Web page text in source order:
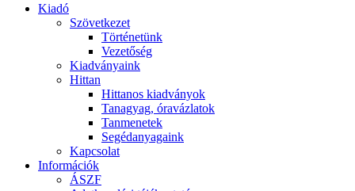
Kiadó
Szövetkezet
Történetünk
Vezetőség
Kiadványaink
Hittan
Hittanos kiadványok
Tanagyag, óravázlatok
Tanmenetek
Segédanyagaink
Kapcsolat
Információk
ÁSZF